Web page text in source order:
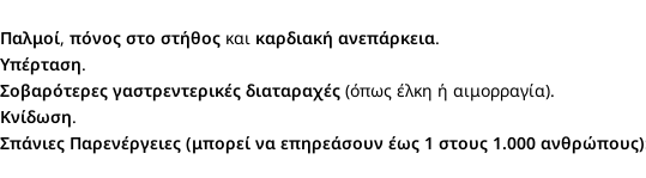
Παλμοί, πόνος στο στήθος και καρδιακή ανεπάρκεια.
Υπέρταση.
Σοβαρότερες γαστρεντερικές διαταραχές (όπως έλκη ή αιμορραγία).
Κνίδωση.
Σπάνιες Παρενέργειες (μπορεί να επηρεάσουν έως 1 στους 1.000